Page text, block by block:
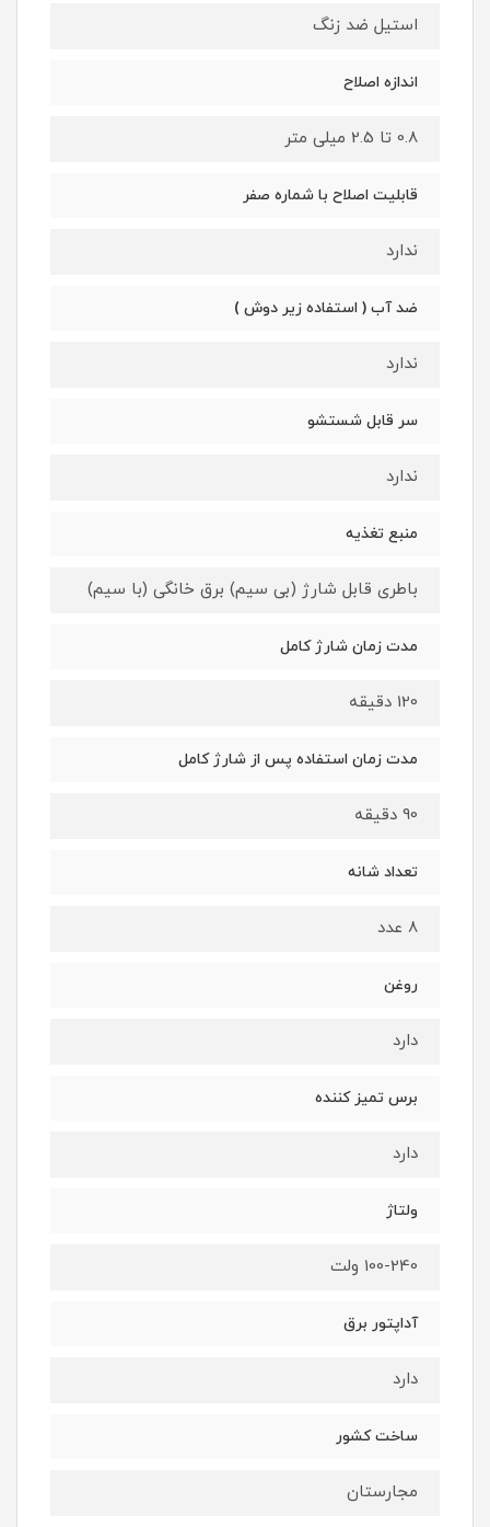
استیل ضد زنگ
اندازه اصلاح
0.8 تا 2.5 میلی متر
قابلیت اصلاح با شماره صفر
ندارد
ضد آب ( استفاده زیر دوش )
ندارد
سر قابل شستشو
ندارد
منبع تغذیه
باطری قابل شارژ (بی سیم) برق خانگی (با سیم)
مدت زمان شارژ کامل
120 دقیقه
مدت زمان استفاده پس از شارژ کامل
90 دقیقه
تعداد شانه
8 عدد
روغن
دارد
برس تمیز کننده
دارد
ولتاژ
100-240 ولت
آداپتور برق
دارد
ساخت کشور
مجارستان